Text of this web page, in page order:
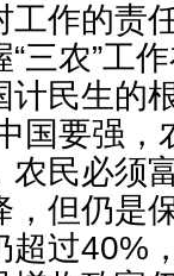
工作的责
“三农”工
计民生的
国要强
农民必须
，但仍是
超过40%